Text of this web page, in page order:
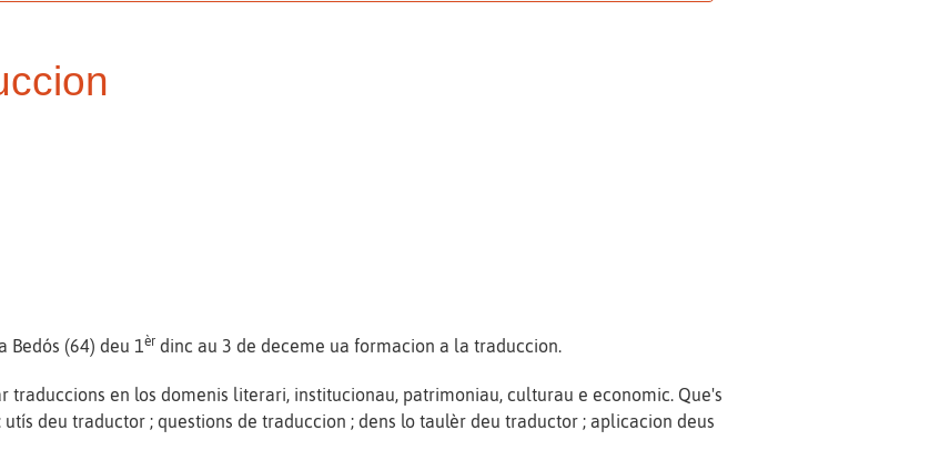
Bedós (64) deu 1èr dinc au 3 de deceme ua formacion a la traduccion.
traduccions en los domenis literari, institucionau, patrimoniau, culturau e economic. Que's
deu traductor ; questions de traduccion ; dens lo taulèr deu traductor ; aplicacion deus